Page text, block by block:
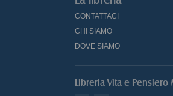
CONTATTACI
CHI SIAMO
DOVE SIAMO
Libreria Vita e Pensiero